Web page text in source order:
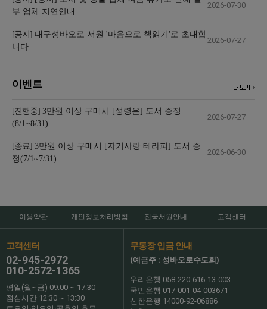
부 업체 지연안내
2026-07-30
[공지] 대구성바오로 서원 '마음으로 책읽기'로 초대합
니다
2026-07-27
이벤트
[진행중] 3만원 이상 구매시 [성령은] 도서 증정
(8/1~8/31)
2026-07-27
[종료] 3만원 이상 구매시 [자기사랑 테라피] 도서 증
정(7/1~7/31)
2026-06-30
이용약관 개인정보처리방침 전국서원안내 고객센터
고객센터
02-945-2972
010-2572-1365
평일(월~금) 09:00 ~ 17:30
점심시간 12:30 ~ 13:30
무통장 입금 안내
(예금주 : 성바오로수도회)
우리은행 058-220-616-13-003
국민은행 017-001-04-003671
신한은행 14000-92-06886